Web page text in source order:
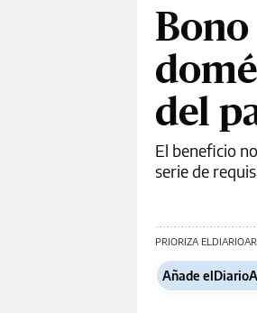
del
El beneficio
serie de
PRIORIZA
Añade